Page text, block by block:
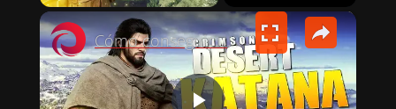
×
Cómo conseguir una KATANA en Crimson Desert | Espada Hwando